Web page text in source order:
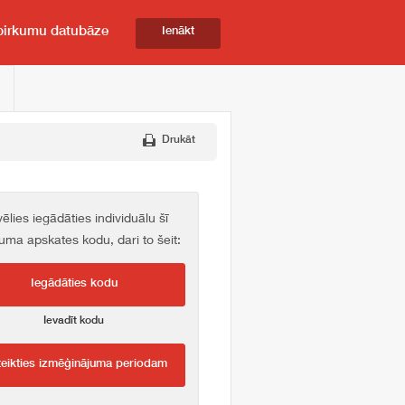
datubāze Ienākt
Drukāt
iegādāties individuālu šī
apskates kodu, dari to šeit:
Iegādāties kodu
Ievadīt kodu
izmēģinājuma periodam